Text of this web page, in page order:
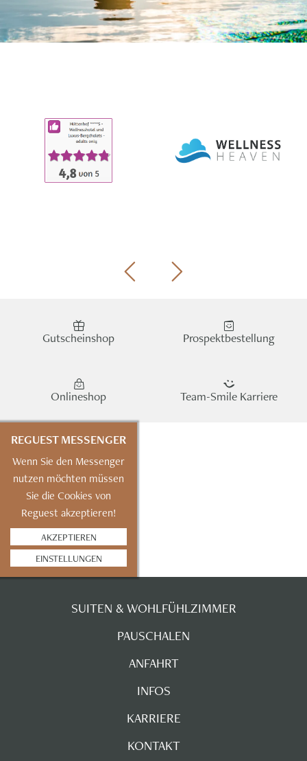
Gutscheinshop Prospektbestellung
Onlineshop Team-Smile Karriere
REGUEST MESSENGER
Wenn Sie den Messenger
nutzen möchten müssen
Sie die Cookies von
Reguest akzeptieren!
AKZEPTIEREN
EINSTELLUNGEN
SUITEN & WOHLFÜHLZIMMER
PAUSCHALEN
ANFAHRT
INFOS
KARRIERE
KONTAKT